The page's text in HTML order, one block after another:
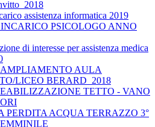
assistenza informatica 2019
PSICOLOGO ANNO
di interesse per assistenza medica
AULA
LICEO BERARD_2018
TETTO - VANO
PERDITA ACQUA TERRAZZO 3°